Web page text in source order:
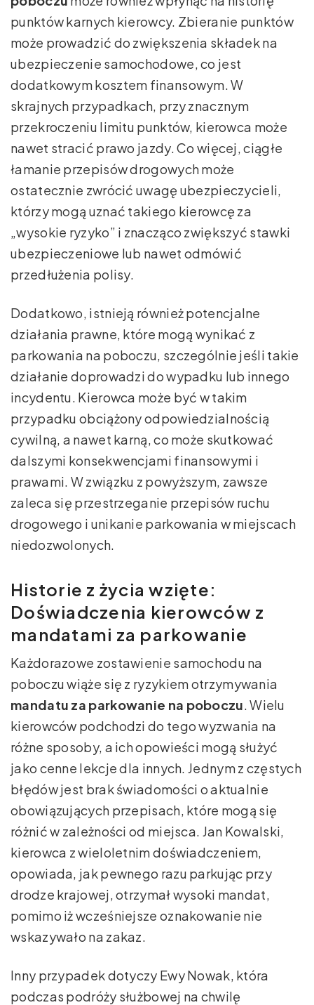
punktów karnych kierowcy. Zbieranie punktów
może prowadzić do zwiększenia składek na
ubezpieczenie samochodowe, co jest
dodatkowym kosztem finansowym. W
skrajnych przypadkach, przy znacznym
przekroczeniu limitu punktów, kierowca może
nawet stracić prawo jazdy. Co więcej, ciągłe
łamanie przepisów drogowych może
ostatecznie zwrócić uwagę ubezpieczycieli,
którzy mogą uznać takiego kierowcę za
„wysokie ryzyko” i znacząco zwiększyć stawki
ubezpieczeniowe lub nawet odmówić
przedłużenia polisy.
Dodatkowo, istnieją również potencjalne
działania prawne, które mogą wynikać z
parkowania na poboczu, szczególnie jeśli takie
działanie doprowadzi do wypadku lub innego
incydentu. Kierowca może być w takim
przypadku obciążony odpowiedzialnością
cywilną, a nawet karną, co może skutkować
dalszymi konsekwencjami finansowymi i
prawami. W związku z powyższym, zawsze
zaleca się przestrzeganie przepisów ruchu
drogowego i unikanie parkowania w miejscach
niedozwolonych.
Historie z życia wzięte:
Doświadczenia kierowców z
mandatami za parkowanie
Każdorazowe zostawienie samochodu na
poboczu wiąże się z ryzykiem otrzymywania
mandatu za parkowanie na poboczu. Wielu
kierowców podchodzi do tego wyzwania na
różne sposoby, a ich opowieści mogą służyć
jako cenne lekcje dla innych. Jednym z częstych
błędów jest brak świadomości o aktualnie
obowiązujących przepisach, które mogą się
różnić w zależności od miejsca. Jan Kowalski,
kierowca z wieloletnim doświadczeniem,
opowiada, jak pewnego razu parkując przy
drodze krajowej, otrzymał wysoki mandat,
pomimo iż wcześniejsze oznakowanie nie
wskazywało na zakaz.
Inny przypadek dotyczy Ewy Nowak, która
podczas podróży służbowej na chwilę